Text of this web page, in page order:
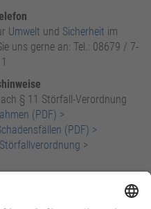
Umwelt und Sicherheit im
uns gerne an: Tel.: 08679 / 7-
§ 11 Störfall-Verordnung
(PDF) >
(PDF) >
>